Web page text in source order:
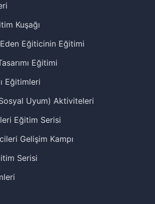
Kuşağı
Eğiticinin Eğitimi
Eğitimi
Eğitimleri
Uyum) Aktiviteleri
Eğitim Serisi
Gelişim Kampı
Serisi